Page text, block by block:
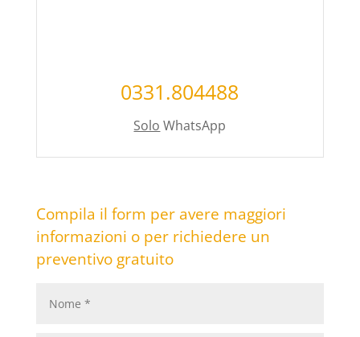
0331.804488
Solo WhatsApp
Compila il form per avere maggiori
informazioni o per richiedere un
preventivo gratuito